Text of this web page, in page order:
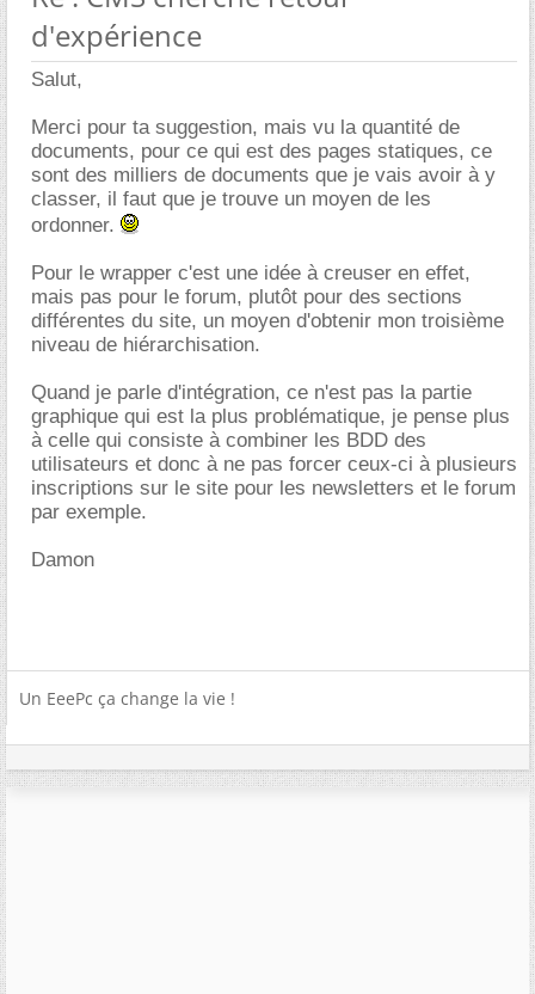
d'expérience
Salut,
Merci pour ta suggestion, mais vu la quantité de
documents, pour ce qui est des pages statiques, ce
sont des milliers de documents que je vais avoir à y
classer, il faut que je trouve un moyen de les
ordonner.
Pour le wrapper c'est une idée à creuser en effet,
mais pas pour le forum, plutôt pour des sections
différentes du site, un moyen d'obtenir mon troisième
niveau de hiérarchisation.
Quand je parle d'intégration, ce n'est pas la partie
graphique qui est la plus problématique, je pense plus
à celle qui consiste à combiner les BDD des
utilisateurs et donc à ne pas forcer ceux-ci à plusieurs
inscriptions sur le site pour les newsletters et le forum
par exemple.
Damon
Un EeePc ça change la vie !